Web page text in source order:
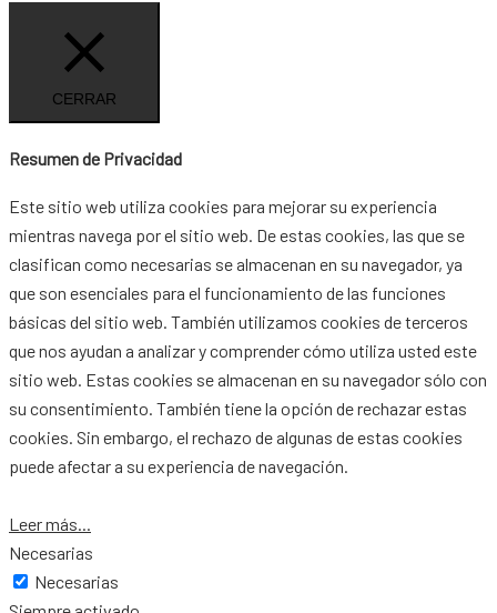
CERRAR
Resumen de Privacidad
Este sitio web utiliza cookies para mejorar su experiencia
mientras navega por el sitio web. De estas cookies, las que se
clasifican como necesarias se almacenan en su navegador, ya
que son esenciales para el funcionamiento de las funciones
básicas del sitio web. También utilizamos cookies de terceros
que nos ayudan a analizar y comprender cómo utiliza usted este
sitio web. Estas cookies se almacenan en su navegador sólo con
su consentimiento. También tiene la opción de rechazar estas
cookies. Sin embargo, el rechazo de algunas de estas cookies
puede afectar a su experiencia de navegación.
Leer más...
Necesarias
Necesarias